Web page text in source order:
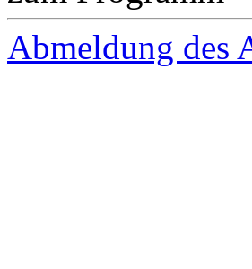
Abmeldung des